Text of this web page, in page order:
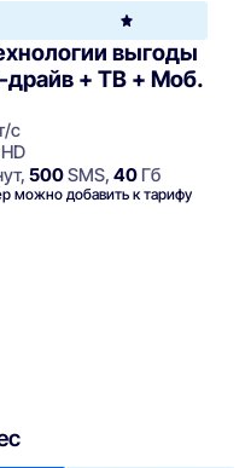
выгоды
драйв + ТВ + Моб.
с
500SMS, 40Гб
можно добавить к тарифу